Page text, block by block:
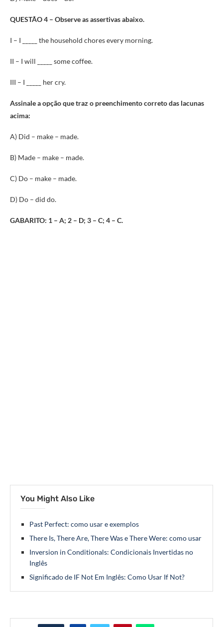
QUESTÃO 4 – Observe as assertivas abaixo.
I – I _____ the household chores every morning.
II – I will _____ some coffee.
III – I _____ her cry.
Assinale a opção que traz o preenchimento correto das lacunas
acima:
A) Did – make – made.
B) Made – make – made.
C) Do – make – made.
D) Do – did do.
GABARITO: 1 – A; 2 – D; 3 – C; 4 – C.
You Might Also Like
Past Perfect: como usar e exemplos
There Is, There Are, There Was e There Were: como usar
Inversion in Conditionals: Condicionais Invertidas no
Inglês
Significado de IF Not Em Inglês: Como Usar If Not?